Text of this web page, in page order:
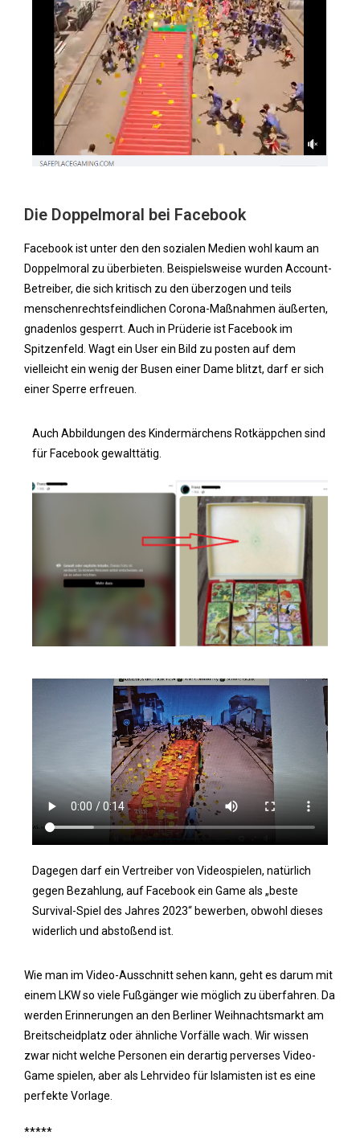
Die Doppelmoral bei Facebook
Facebook ist unter den den sozialen Medien wohl kaum an
Doppelmoral zu überbieten. Beispielsweise wurden Account-
Betreiber, die sich kritisch zu den überzogen und teils
menschenrechtsfeindlichen Corona-Maßnahmen äußerten,
gnadenlos gesperrt. Auch in Prüderie ist Facebook im
Spitzenfeld. Wagt ein User ein Bild zu posten auf dem
vielleicht ein wenig der Busen einer Dame blitzt, darf er sich
einer Sperre erfreuen.
Auch Abbildungen des Kindermärchens Rotkäppchen sind
für Facebook gewalttätig.
Dagegen darf ein Vertreiber von Videospielen, natürlich
gegen Bezahlung, auf Facebook ein Game als „beste
Survival-Spiel des Jahres 2023“ bewerben, obwohl dieses
widerlich und abstoßend ist.
Wie man im Video-Ausschnitt sehen kann, geht es darum mit
einem LKW so viele Fußgänger wie möglich zu überfahren. Da
werden Erinnerungen an den Berliner Weihnachtsmarkt am
Breitscheidplatz oder ähnliche Vorfälle wach. Wir wissen
zwar nicht welche Personen ein derartig perverses Video-
Game spielen, aber als Lehrvideo für Islamisten ist es eine
perfekte Vorlage.
*****